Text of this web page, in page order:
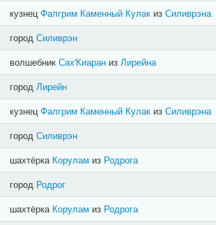
кузнец Фалгрим Каменный Кулакиз Силиврэна
город Силиврэн
волшебник Сах'Киараниз Лирейна
город Лирейн
кузнец Фалгрим Каменный Кулакиз Силиврэна
город Силиврэн
шахтёрка Корулам из Родрога
город Родрог
шахтёрка Корулам из Родрога